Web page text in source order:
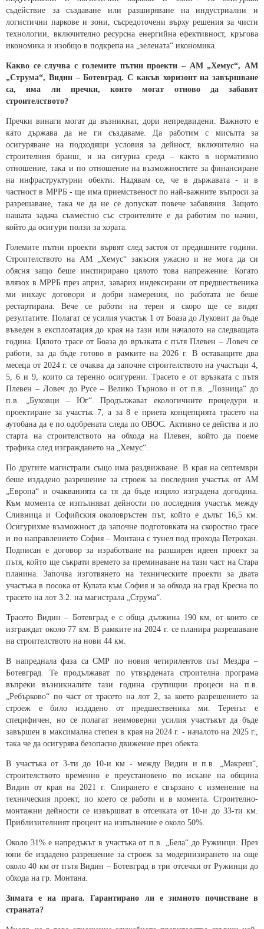
съдействие за създаване или разширяване на индустриални и
логистични паркове и зони, съсредоточени върху решения за чисти
технологии, включително ресурсна енергийна ефективност, кръгова
икономика и изобщо в подкрепа на „зелената“ икономика.
Какво се случва с големите пътни проекти – АМ „Хемус“, АМ
„Струма“, Видин – Ботевград. С какъв хоризонт на завършване
са, има ли пречки, които могат отново да забавят
строителството?
Пречки винаги могат да възникнат, дори непредвидени. Важното е
като държава да не ги създаваме. Да работим с мисълта за
осигуряване на подходящи условия за дейност, включително на
строителния бранш, и на сигурна среда – както в нормативно
отношение, така и по отношение на възможностите за финансиране
на инфраструктурни обекти. Надявам се, че в държавата - и в
частност в МРРБ - ще има приемственост по най-важните въпроси за
разрешаване, така че да не се допускат повече забавяния. Защото
нашата задача съвместно със строителите е да работим по начин,
който да осигури ползи за хората.
Големите пътни проекти вървят след застоя от предишните години.
Строителството на АМ „Хемус“ закъсня ужасно и не мога да си
обясня защо беше инспирирано цялото това напрежение. Когато
влязох в МРРБ през април, заварих индексирани от предшественика
ми инхаус договори и добри намерения, но работата не беше
рестартирана. Вече се работи на терен и скоро ще се видят
резултатите. Полагат се усилия участък 1 от Боаза до Луковит да бъде
въведен в експлоатация до края на тази или началото на следващата
година. Цялото трасе от Боаза до връзката с пътя Плевен – Ловеч се
работи, за да бъде готово в рамките на 2026 г. В оставащите два
месеца от 2024 г. се очаква да започне строителството на участъци 4,
5, 6 и 9, които са теренно осигурени. Трасето е от връзката с пътя
Плевен – Ловеч до Русе – Велико Търново и от п.в. „Лозница“ до
п.в. „Буховци – Юг“. Продължават екологичните процедури и
проектиране за участък 7, а за 8 е приета концепцията трасето на
аутобана да е по одобрената следа по ОВОС. Активно се действа и по
старта на строителството на обхода на Плевен, който да поеме
трафика след изграждането на „Хемус“.
По другите магистрали също има раздвижване. В края на септември
беше издадено разрешение за строеж за последния участък от АМ
„Европа“ и очакванията са тя да бъде изцяло изградена догодина.
Към момента се изпълняват дейности по последния участък между
Сливница и Софийския околовръстен път, който е дълъг 16,5 км.
Осигурихме възможност да започне подготовката на скоростно трасе
и по направлението София – Монтана с тунел под прохода Петрохан.
Подписан е договор за изработване на разширен идеен проект за
пътя, който ще съкрати времето за преминаване на тази част на Стара
планина. Започва изготвянето на техническите проекти за двата
участъка в посока от Кулата към София и за обхода на град Кресна по
трасето на лот 3.2. на магистрала „Струма“.
Трасето Видин – Ботевград е с обща дължина 190 км, от които се
изграждат около 77 км. В рамките на 2024 г. се планира разрешаване
на строителството на нови 44 км.
В напреднала фаза са СМР по новия четирилентов път Мездра –
Ботевград. Те продължават по утвърдената строителна програма
въпреки възникналите тази година срутищни процеси на п.в.
„Ребърково“ по част от трасето на лот 2, за което разрешението за
строеж е било издадено от предшественика ми. Теренът е
специфичен, но се полагат неимоверни усилия участъкът да бъде
завършен в максимална степен в края на 2024 г. - началото на 2025 г.,
така че да осигурява безопасно движение през обекта.
В участъка от 3-ти до 10-и км - между Видин и п.в. „Макреш“,
строителството временно е преустановено по искане на община
Видин от края на 2021 г. Спирането е свързано с изменение на
техническия проект, по което се работи и в момента. Строително-
монтажни дейности се извършват в отсечката от 10-и до 33-ти км.
Приблизителният процент на изпълнение е около 50%.
Около 31% е напредъкът в участъка от п.в. „Бела“ до Ружинци. През
юни бе издадено разрешение за строеж за модернизирането на още
около 40 км от пътя Видин – Ботевград в три отсечки от Ружинци до
обхода на гр. Монтана.
Зимата е на прага. Гарантирано ли е зимното почистване в
страната?